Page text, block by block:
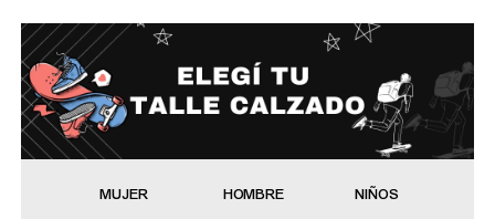
MUJER HOMBRE NIÑOS